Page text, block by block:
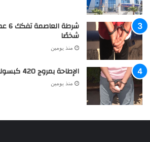
شخصًا
منذ يومين
الإطاحة بمروج 420 كبسولة مهلوسة بالمسيلة
منذ يومين